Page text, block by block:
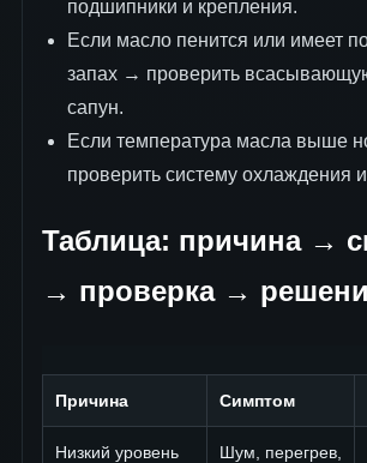
подшипники и крепления.
Если масло пенится или имеет
запах → проверить
сапун.
Если температура масла выше
проверить систему охлаждения и
Таблица: причина →
→ проверка →
Причина Симптом
Низкий уровень
Шум, перегрев,